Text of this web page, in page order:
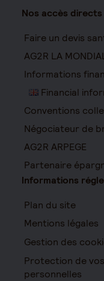
Nos accès directs
Faire un devis
AG2R LA
Informations
Financial
Conventions
Négociateur de
AG2R ARPEGE
Partenaire
Informations
Plan du site
Mentions légales
Gestion des
Protection de
personnelles